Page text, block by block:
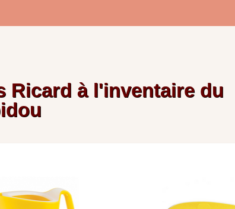
Ricard à l'inventaire du